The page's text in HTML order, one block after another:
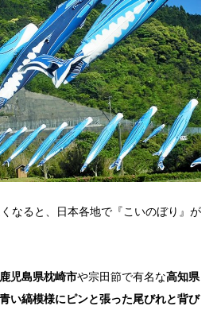
なると、日本各地で『こいのぼり』が
鹿児島県枕崎市や宗田節で有名な高知県
青い縞模様にピンと張った尾びれと背び